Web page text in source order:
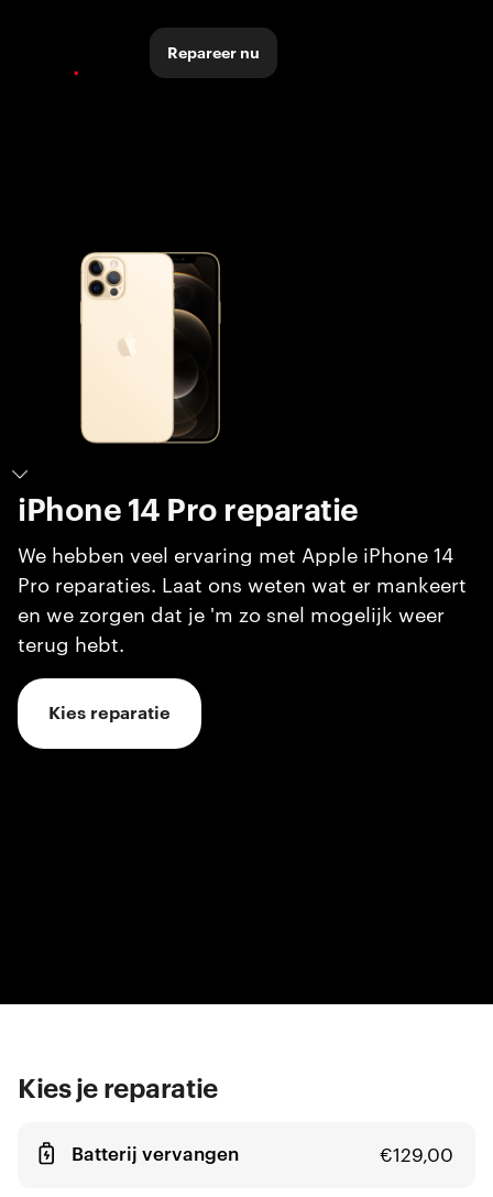
Repareer nu
iPhone 14 Pro reparatie
We hebben veel ervaring met Apple iPhone 14
Pro reparaties. Laat ons weten wat er mankeert
en we zorgen dat je 'm zo snel mogelijk weer
terug hebt.
Kies reparatie
Kies je reparatie
Batterij vervangen €129,00